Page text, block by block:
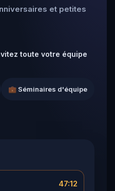
et petites
toute votre équipe
💼 Séminaires d'équipe
47:12